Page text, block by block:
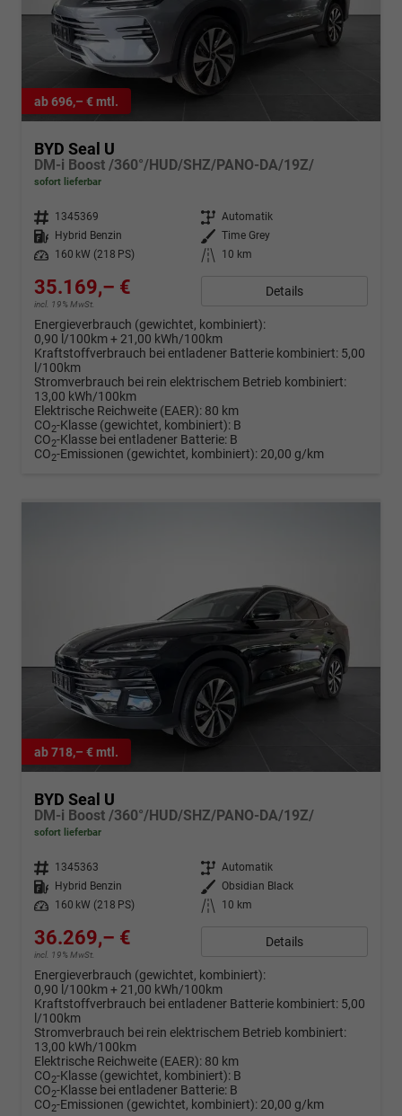
ab 696,– € mtl.
BYD Seal U
DM-i Boost /360°/HUD/SHZ/PANO-DA/19Z/
sofort lieferbar
Fahrzeugnr. 1345369 Getriebe Automatik
Kraftstoff
Hybrid Benzin Außenfarbe Time Grey
Leistung
160 kW (218 PS) Kilometerstand 10 km
35.169,– €
incl. 19% MwSt.
Details
Energieverbrauch (gewichtet, kombiniert):
0,90 l/100km + 21,00 kWh/100km
Kraftstoffverbrauch bei entladener Batterie kombiniert: 5,00
l/100km
Stromverbrauch bei rein elektrischem Betrieb kombiniert:
13,00 kWh/100km
Elektrische Reichweite (EAER): 80 km
CO2-Klasse (gewichtet, kombiniert): B
CO2-Klasse bei entladener Batterie: B
CO2-Emissionen (gewichtet, kombiniert): 20,00 g/km
ab 718,– € mtl.
BYD Seal U
DM-i Boost /360°/HUD/SHZ/PANO-DA/19Z/
sofort lieferbar
Fahrzeugnr. 1345363 Getriebe Automatik
Kraftstoff
Hybrid Benzin Außenfarbe Obsidian Black
Leistung
160 kW (218 PS) Kilometerstand 10 km
36.269,– €
incl. 19% MwSt.
Details
Energieverbrauch (gewichtet, kombiniert):
0,90 l/100km + 21,00 kWh/100km
Kraftstoffverbrauch bei entladener Batterie kombiniert: 5,00
l/100km
Stromverbrauch bei rein elektrischem Betrieb kombiniert:
13,00 kWh/100km
Elektrische Reichweite (EAER): 80 km
CO2-Klasse (gewichtet, kombiniert): B
CO2-Klasse bei entladener Batterie: B
CO2-Emissionen (gewichtet, kombiniert): 20,00 g/km